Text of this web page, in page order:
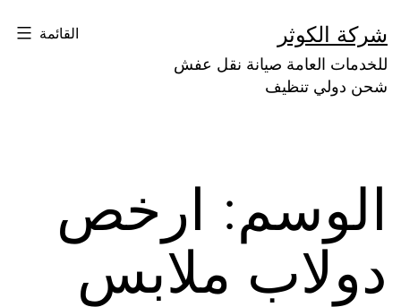
إلى
المحتوى
شركة الكوثر
للخدمات العامة صيانة نقل عفش
شحن دولي تنظيف
القائمة
الوسم: ارخص
دولاب ملابس